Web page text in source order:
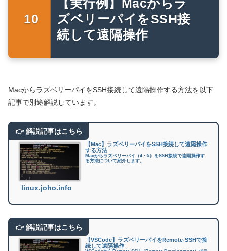
【実行例】Macからラ
ズベリーパイをSSH接
続して遠隔操作
MacからラズベリーパイをSSH接続して遠隔操作する方法を以下
記事で別途解説しています。
【Mac】ラズベリーパイをSSH接続して遠隔操作
する方法
Macからラズベリーパイ（4・5）をSSH接続で遠隔操作す
る方法について紹介します。
linux.joho.info
【VSCode】ラズベリーパイをRemote-SSHで接
続して遠隔操作